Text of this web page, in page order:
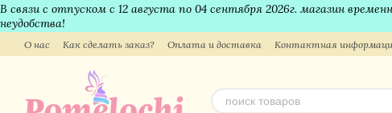
Перейти к основному контенту
В связи с отпуском с 12 августа по 04 сентября 2026г. магазин
неудобства!
О нас Как сделать заказ? Оплата и доставка Контактная